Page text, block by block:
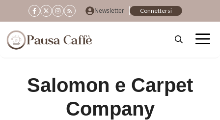
al
contenuto
Newsletter Connettersi
Salomon e Carpet
Company